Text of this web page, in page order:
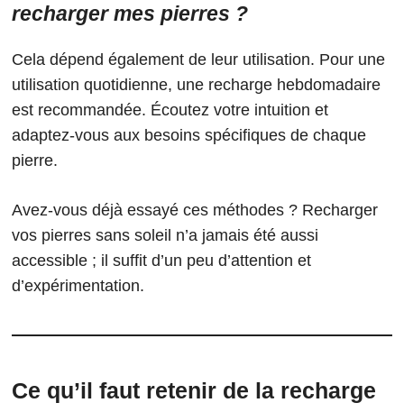
recharger mes pierres ?
Cela dépend également de leur utilisation. Pour une
utilisation quotidienne, une recharge hebdomadaire
est recommandée. Écoutez votre intuition et
adaptez-vous aux besoins spécifiques de chaque
pierre.
Avez-vous déjà essayé ces méthodes ? Recharger
vos pierres sans soleil n’a jamais été aussi
accessible ; il suffit d’un peu d’attention et
d’expérimentation.
Ce qu’il faut retenir de la recharge